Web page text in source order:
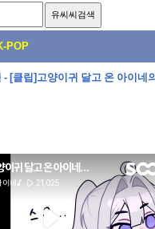
POP
- [클립]고양이귀 달고 온 아이네